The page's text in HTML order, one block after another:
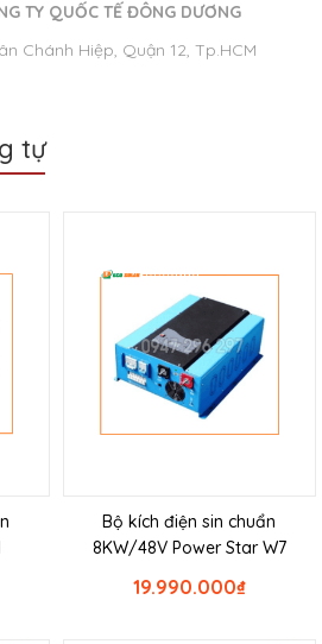
TY QUỐC TẾ ĐÔNG DƯƠNG
Chánh Hiệp, Quận 12, Tp.HCM
tự
Bộ kích điện sin chuẩn
8KW/48V Power Star W7
₫
19.990.000